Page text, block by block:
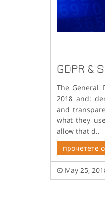
GDPR &
The General
2018 and:
and
what they
allow that d..
прочетете
May 25,